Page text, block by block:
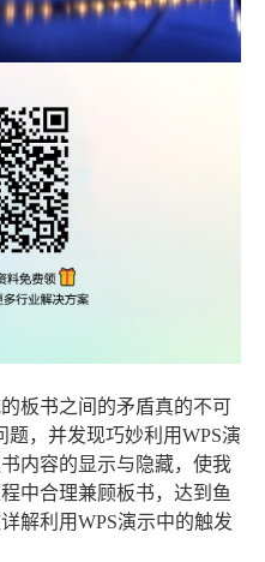
板书之间的矛盾真的不可
，并发现巧妙利用WPS演
内容的显示与隐藏，使我
中合理兼顾板书，达到鱼
解利用WPS演示中的触发